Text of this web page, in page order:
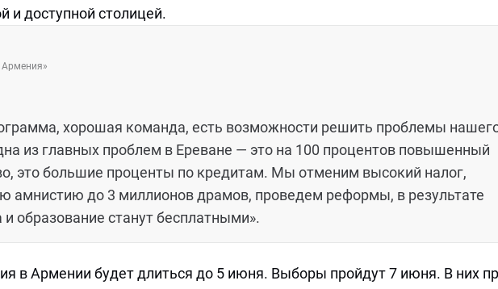
и доступной столицей.
хорошая команда, есть возможности решить проблемы
из главных проблем в Ереване — это на 100 процентов повышенный
это большие проценты по кредитам. Мы отменим высокий налог,
амнистию до 3 миллионов драмов, проведем реформы, в результате
образование станут бесплатными».
в Армении будет длиться до 5 июня. Выборы пройдут 7 июня. В них